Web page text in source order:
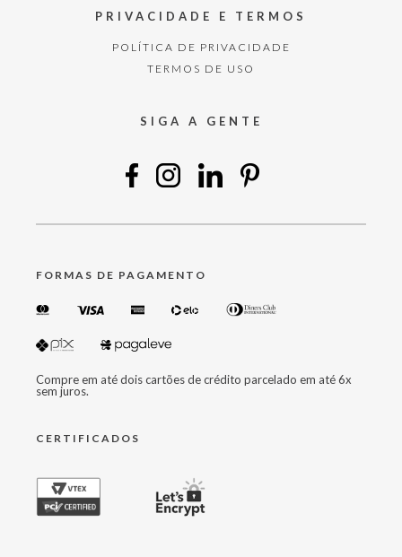
PRIVACIDADE E TERMOS
POLÍTICA DE PRIVACIDADE
TERMOS DE USO
SIGA A GENTE
FORMAS DE PAGAMENTO
Compre em até dois cartões de crédito parcelado em até 6x
sem juros.
CERTIFICADOS